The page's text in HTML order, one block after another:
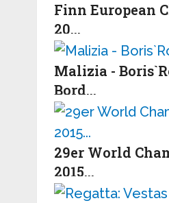
Finn European
20...
Malizia -
Bord...
29er World
2015...